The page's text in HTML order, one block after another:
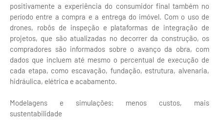
positivamente a experiência do consumidor final também no
período entre a compra e a entrega do imóvel. Com o uso de
drones, robôs de inspeção e plataformas de integração de
projetos, que são atualizadas no decorrer da construção, os
compradores são informados sobre o avanço da obra, com
dados que incluem até mesmo o percentual de execução de
cada etapa, como escavação, fundação, estrutura, alvenaria,
hidráulica, elétrica e acabamento.
Modelagens e simulações: menos custos, mais
sustentabilidade